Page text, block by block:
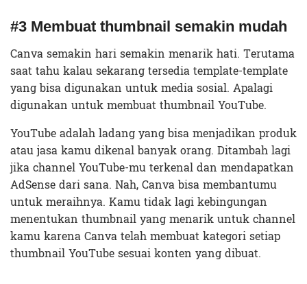
#3 Membuat thumbnail semakin mudah
Canva semakin hari semakin menarik hati. Terutama
saat tahu kalau sekarang tersedia template-template
yang bisa digunakan untuk media sosial. Apalagi
digunakan untuk membuat thumbnail YouTube.
YouTube adalah ladang yang bisa menjadikan produk
atau jasa kamu dikenal banyak orang. Ditambah lagi
jika channel YouTube-mu terkenal dan mendapatkan
AdSense dari sana. Nah, Canva bisa membantumu
untuk meraihnya. Kamu tidak lagi kebingungan
menentukan thumbnail yang menarik untuk channel
kamu karena Canva telah membuat kategori setiap
thumbnail YouTube sesuai konten yang dibuat.